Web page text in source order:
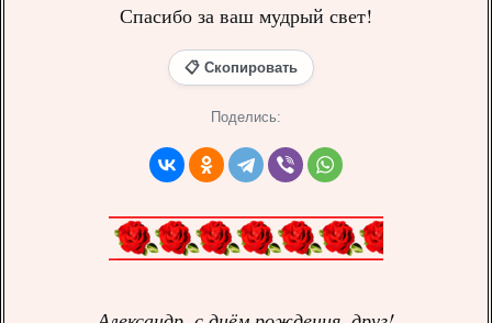
Спасибо за ваш мудрый свет!
📋 Скопировать
Поделись: